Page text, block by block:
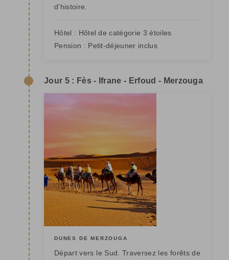
d'histoire.
Hôtel : Hôtel de catégorie 3 étoiles
Pension : Petit-déjeuner inclus
Jour 5 : Fès - Ifrane - Erfoud - Merzouga
DUNES DE MERZOUGA
Départ vers le Sud. Traversez les forêts de